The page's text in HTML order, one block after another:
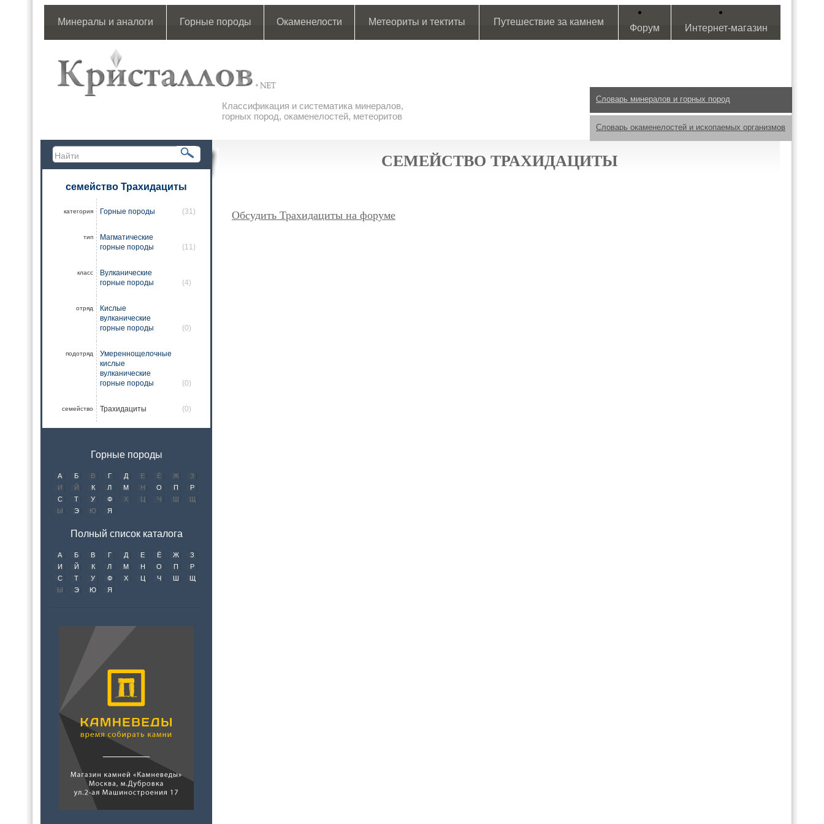
Минералы и аналоги Горные породы Окаменелости Метеориты и тектиты Путешествие за камнем
Форум Интернет-магазин
Классификация и систематика минералов,
горных пород, окаменелостей, метеоритов
Словарь минералов и горных пород
Словарь окаменелостей и ископаемых организмов
семейство Трахидациты
категория Горные породы (31)
тип
Магматические
горные породы
(11)
класс
Вулканические
горные породы
(4)
отряд
Кислые
вулканические
горные породы
(0)
подотряд
Умереннощелочные
кислые
вулканические
горные породы
(0)
семейство Трахидациты (0)
Горные породы
А Б В Г Д Е Ё Ж
З
И
Й К Л М Н О П
Р
С
Т У Ф Х Ц Ч Ш
Щ
Ы
Э Ю Я
Полный список каталога
А Б В Г Д Е Ё Ж
З
И
Й К Л М Н О П
Р
С
Т У Ф Х Ц Ч Ш
Щ
Ы
Э Ю Я
СЕМЕЙСТВО ТРАХИДАЦИТЫ
Обсудить Трахидациты на форуме